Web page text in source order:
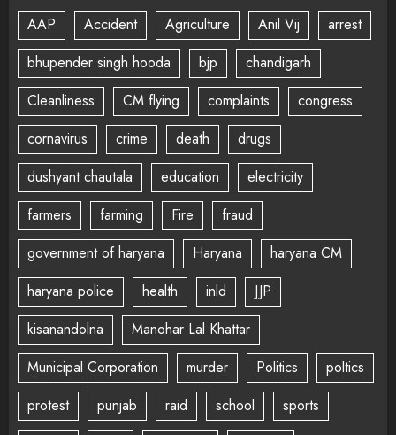
AAP Accident Agriculture Anil Vij
arrest
bhupender singh hooda
bjp
chandigarh
Cleanliness
CM flying complaints
congress
cornavirus
crime death
drugs
dushyant chautala
education
electricity
farmers
farming Fire
fraud
government of haryana
Haryana
haryana CM
haryana police
health inld
JJP
kisanandolna
Manohar Lal Khattar
Municipal Corporation
murder Politics
poltics
protest
punjab raid school
sports